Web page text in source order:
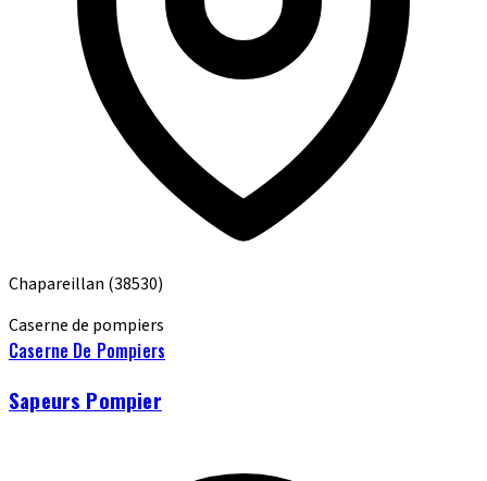
Chapareillan (38530)
Caserne de pompiers
Caserne De Pompiers
Sapeurs Pompier